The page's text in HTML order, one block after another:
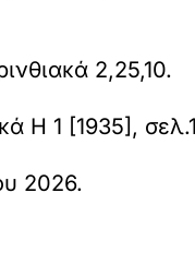
2,25,10.
Η 1 [1935],
2026.